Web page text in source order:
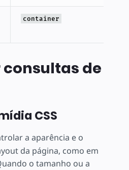
container
de
CSS
a aparência e o
da página, como em
o tamanho ou a